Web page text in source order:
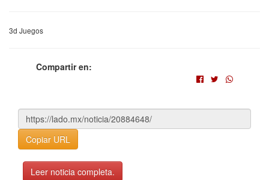
3d Juegos
Compartir en:
Copiar URL
Leer noticia completa.